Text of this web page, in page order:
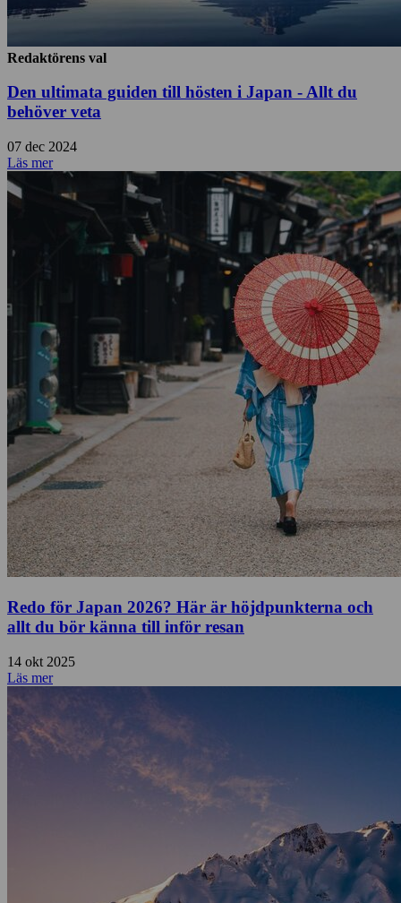
Redaktörens val
Den ultimata guiden till hösten i Japan - Allt du
behöver veta
07 dec 2024
Läs mer
Redo för Japan 2026? Här är höjdpunkterna och
allt du bör känna till inför resan
14 okt 2025
Läs mer